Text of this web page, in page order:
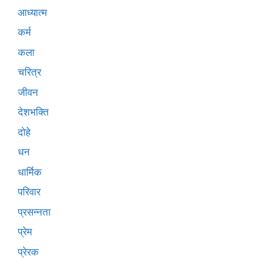
आध्यात्म
कर्म
कला
चरित्र
जीवन
देशभक्ति
दोहे
धन
धार्मिक
परिवार
प्रसन्नता
प्रेम
प्रेरक